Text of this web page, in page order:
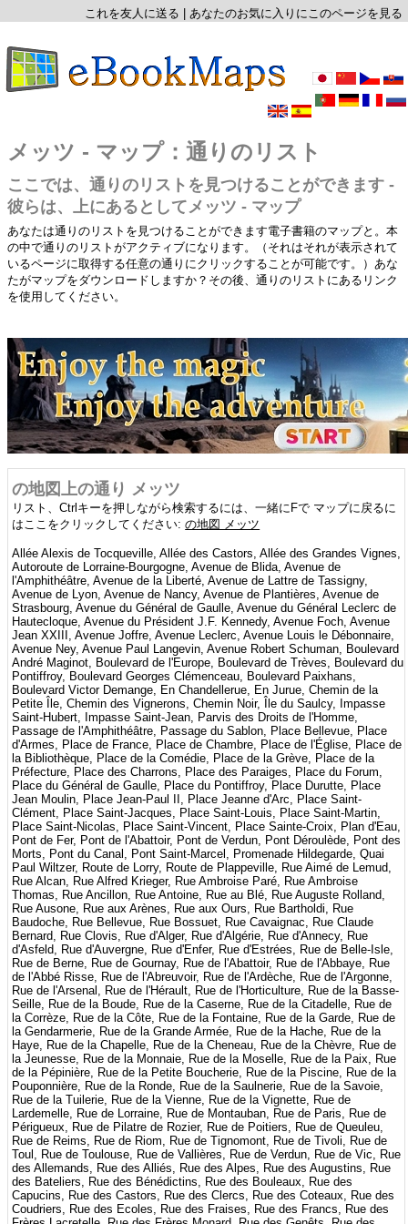
これを友人に送る あなたのお気に入りにこのページを見る
メッツ - マップ：通りのリスト
ここでは、通りのリストを見つけることができます -
彼らは、上にあるとしてメッツ - マップ
あなたは通りのリストを見つけることができます電子書籍のマップと。本
の中で通りのリストがアクティブになります。（それはそれが表示されて
いるページに取得する任意の通りにクリックすることが可能です。）あな
たがマップをダウンロードしますか？その後、通りのリストにあるリンク
を使用してください。
の地図上の通り メッツ
リスト、Ctrlキーを押しながら検索するには、一緒にFで マップに戻るに
はここをクリックしてください:の地図 メッツ
Allée Alexis de Tocqueville, Allée des Castors, Allée des Grandes Vignes,
Autoroute de Lorraine-Bourgogne, Avenue de Blida, Avenue de
l'Amphithéâtre, Avenue de la Liberté, Avenue de Lattre de Tassigny,
Avenue de Lyon, Avenue de Nancy, Avenue de Plantières, Avenue de
Strasbourg, Avenue du Général de Gaulle, Avenue du Général Leclerc de
Hautecloque, Avenue du Président J.F. Kennedy, Avenue Foch, Avenue
Jean XXIII, Avenue Joffre, Avenue Leclerc, Avenue Louis le Débonnaire,
Avenue Ney, Avenue Paul Langevin, Avenue Robert Schuman, Boulevard
André Maginot, Boulevard de l'Europe, Boulevard de Trèves, Boulevard du
Pontiffroy, Boulevard Georges Clémenceau, Boulevard Paixhans,
Boulevard Victor Demange, En Chandellerue, En Jurue, Chemin de la
Petite Île, Chemin des Vignerons, Chemin Noir, Île du Saulcy, Impasse
Saint-Hubert, Impasse Saint-Jean, Parvis des Droits de l'Homme,
Passage de l'Amphithéâtre, Passage du Sablon, Place Bellevue, Place
d'Armes, Place de France, Place de Chambre, Place de l'Église, Place de
la Bibliothèque, Place de la Comédie, Place de la Grève, Place de la
Préfecture, Place des Charrons, Place des Paraiges, Place du Forum,
Place du Général de Gaulle, Place du Pontiffroy, Place Durutte, Place
Jean Moulin, Place Jean-Paul II, Place Jeanne d'Arc, Place Saint-
Clément, Place Saint-Jacques, Place Saint-Louis, Place Saint-Martin,
Place Saint-Nicolas, Place Saint-Vincent, Place Sainte-Croix, Plan d'Eau,
Pont de Fer, Pont de l'Abattoir, Pont de Verdun, Pont Déroulède, Pont des
Morts, Pont du Canal, Pont Saint-Marcel, Promenade Hildegarde, Quai
Paul Wiltzer, Route de Lorry, Route de Plappeville, Rue Aimé de Lemud,
Rue Alcan, Rue Alfred Krieger, Rue Ambroise Paré, Rue Ambroise
Thomas, Rue Ancillon, Rue Antoine, Rue au Blé, Rue Auguste Rolland,
Rue Ausone, Rue aux Arènes, Rue aux Ours, Rue Bartholdi, Rue
Baudoche, Rue Bellevue, Rue Bossuet, Rue Cavaignac, Rue Claude
Bernard, Rue Clovis, Rue d'Alger, Rue d'Algérie, Rue d'Annecy, Rue
d'Asfeld, Rue d'Auvergne, Rue d'Enfer, Rue d'Estrées, Rue de Belle-Isle,
Rue de Berne, Rue de Gournay, Rue de l'Abattoir, Rue de l'Abbaye, Rue
de l'Abbé Risse, Rue de l'Abreuvoir, Rue de l'Ardèche, Rue de l'Argonne,
Rue de l'Arsenal, Rue de l'Hérault, Rue de l'Horticulture, Rue de la Basse-
Seille, Rue de la Boude, Rue de la Caserne, Rue de la Citadelle, Rue de
la Corrèze, Rue de la Côte, Rue de la Fontaine, Rue de la Garde, Rue de
la Gendarmerie, Rue de la Grande Armée, Rue de la Hache, Rue de la
Haye, Rue de la Chapelle, Rue de la Cheneau, Rue de la Chèvre, Rue de
la Jeunesse, Rue de la Monnaie, Rue de la Moselle, Rue de la Paix, Rue
de la Pépinière, Rue de la Petite Boucherie, Rue de la Piscine, Rue de la
Pouponnière, Rue de la Ronde, Rue de la Saulnerie, Rue de la Savoie,
Rue de la Tuilerie, Rue de la Vienne, Rue de la Vignette, Rue de
Lardemelle, Rue de Lorraine, Rue de Montauban, Rue de Paris, Rue de
Périgueux, Rue de Pilatre de Rozier, Rue de Poitiers, Rue de Queuleu,
Rue de Reims, Rue de Riom, Rue de Tignomont, Rue de Tivoli, Rue de
Toul, Rue de Toulouse, Rue de Vallières, Rue de Verdun, Rue de Vic, Rue
des Allemands, Rue des Alliés, Rue des Alpes, Rue des Augustins, Rue
des Bateliers, Rue des Bénédictins, Rue des Bouleaux, Rue des
Capucins, Rue des Castors, Rue des Clercs, Rue des Coteaux, Rue des
Coudriers, Rue des Ecoles, Rue des Fraises, Rue des Francs, Rue des